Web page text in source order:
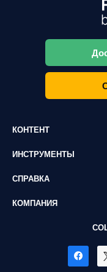
КОНТЕНТ
ИНСТРУМЕНТЫ
СПРАВКА
КОМПАНИЯ